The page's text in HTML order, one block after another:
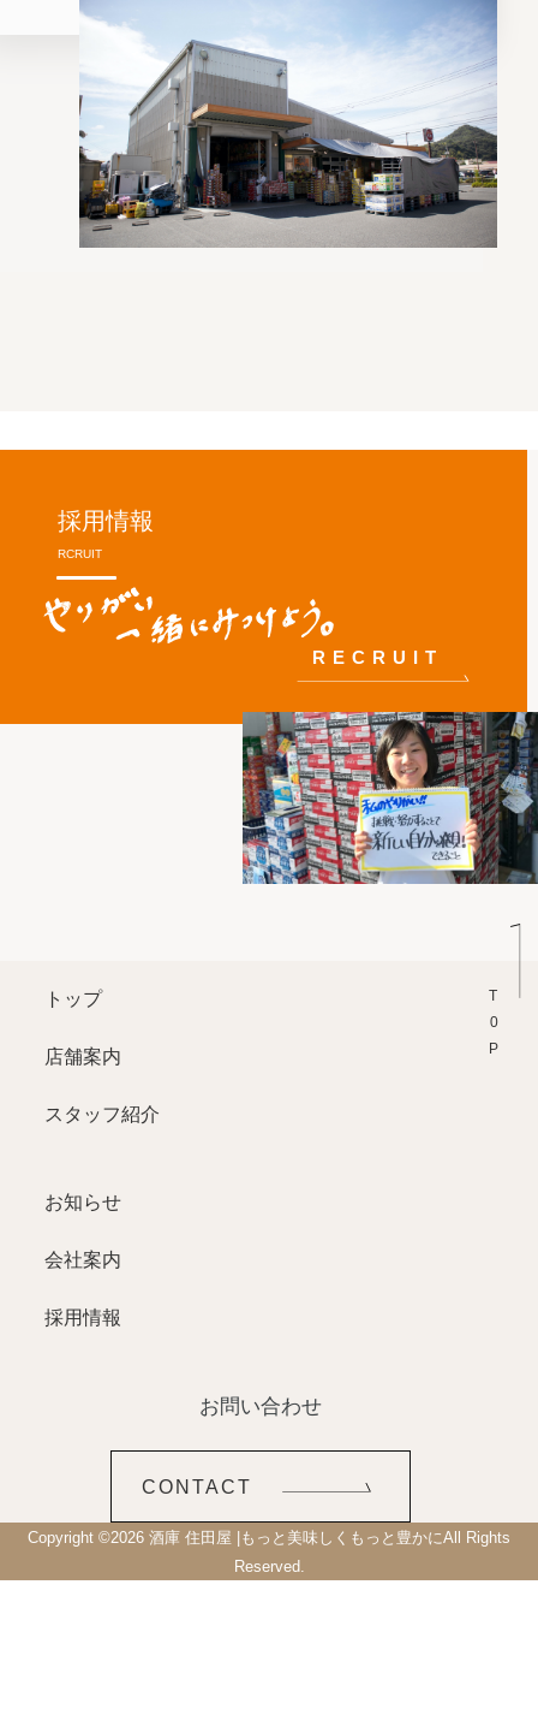
採用情報
RCRUIT
RECRUIT
T0P
トップ
店舗案内
スタッフ紹介
お知らせ
会社案内
採用情報
お問い合わせ
CONTACT
Copyright ©2026 酒庫 住田屋 |もっと美味しくもっと豊かにAll Rights
Reserved.